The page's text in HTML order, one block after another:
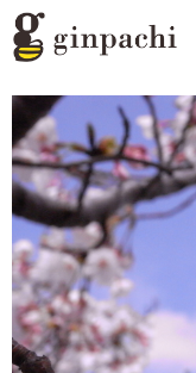
銀ぱちとは
オンラインストア
オンラインストア